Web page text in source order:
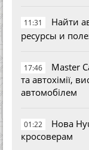
11:31
Найти
ресурсы и
17:46
Master
та автохімії,
автомобілем
01:22
Нова
кросоверам